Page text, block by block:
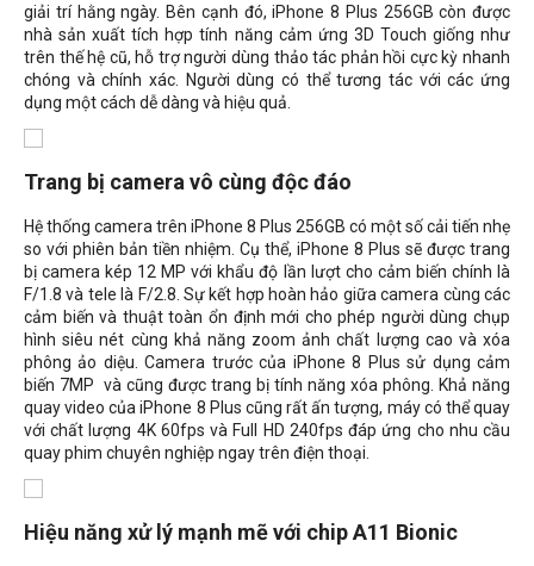
giải trí hằng ngày. Bên cạnh đó, iPhone 8 Plus 256GB còn được
nhà sản xuất tích hợp tính năng cảm ứng 3D Touch giống như
trên thế hệ cũ, hỗ trợ người dùng thảo tác phản hồi cực kỳ nhanh
chóng và chính xác. Người dùng có thể tương tác với các ứng
dụng một cách dễ dàng và hiệu quả.
Trang bị camera vô cùng độc đáo
Hệ thống camera trên iPhone 8 Plus 256GB có một số cải tiến nhẹ
so với phiên bản tiền nhiệm. Cụ thể, iPhone 8 Plus sẽ được trang
bị camera kép 12 MP với khẩu độ lần lượt cho cảm biến chính là
F/1.8 và tele là F/2.8. Sự kết hợp hoàn hảo giữa camera cùng các
cảm biến và thuật toàn ổn định mới cho phép người dùng chụp
hình siêu nét cùng khả năng zoom ảnh chất lượng cao và xóa
phông ảo diệu. Camera trước của iPhone 8 Plus sử dụng cảm
biến 7MP và cũng được trang bị tính năng xóa phông. Khả năng
quay video của iPhone 8 Plus cũng rất ấn tượng, máy có thể quay
với chất lượng 4K 60fps và Full HD 240fps đáp ứng cho nhu cầu
quay phim chuyên nghiệp ngay trên điện thoại.
Hiệu năng xử lý mạnh mẽ với chip A11 Bionic